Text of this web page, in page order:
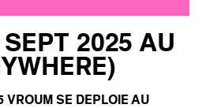
2025 AU
SE DEPLOIE AU